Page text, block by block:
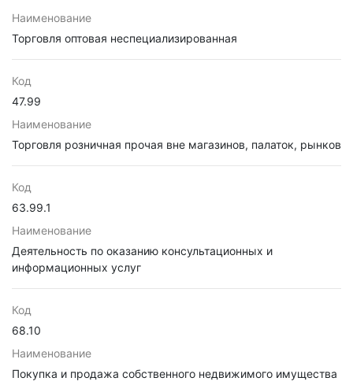
Наименование
Торговля оптовая неспециализированная
Код
47.99
Наименование
Торговля розничная прочая вне магазинов, палаток, рынков
Код
63.99.1
Наименование
Деятельность по оказанию консультационных и
информационных услуг
Код
68.10
Наименование
Покупка и продажа собственного недвижимого имущества